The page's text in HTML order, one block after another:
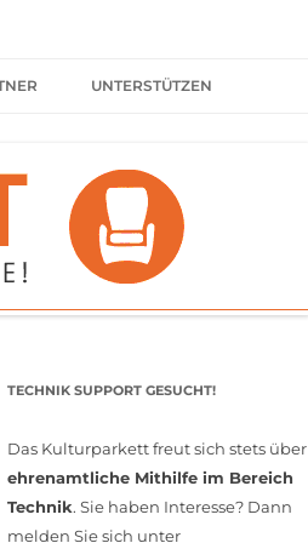
UNTERSTÜTZEN
SPENDEN
FÖRDERMITGLIED WERDEN
MITGLIEDSCHAFT
TECHNIK SUPPORT GESUCHT!
Das Kulturparkett freut sich stets über
ehrenamtliche Mithilfe im Bereich
Technik. Sie haben Interesse? Dann
melden Sie sich unter